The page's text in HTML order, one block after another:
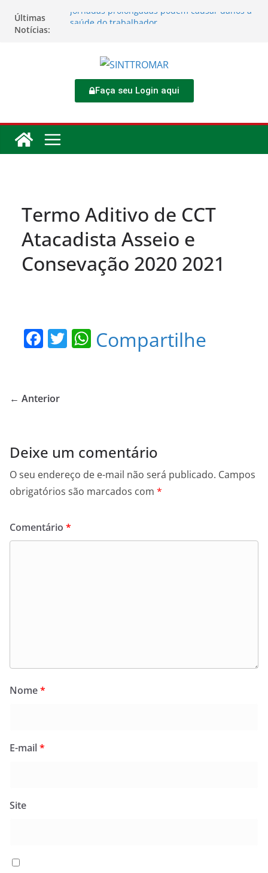
Últimas
Notícias:
Jornadas prolongadas podem causar danos à
saúde do trabalhador
corrige direitos de motoristas da
Transcocamar
dos trabalhadores
Faça seu Login aqui
Termo Aditivo de CCT
Atacadista Asseio e
Consevação 2020 2021
F
e
o
k
T W
p
Compartilhe
← Anterior
Deixe um comentário
O seu endereço de e-mail não será publicado. Campos
obrigatórios são marcados com *
Comentário *
Nome*
E-mail*
Site